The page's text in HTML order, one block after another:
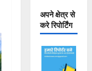
अपने क्षेत्र से
करे रिपोर्टिंग